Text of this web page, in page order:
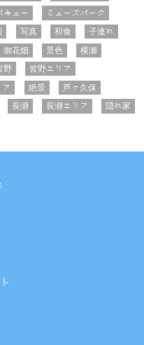
キュー
ミューズパーク
写真 和食
子連れ
御花畑 景色
横瀬
野
皆野エリア
絶景
芦ヶ久保
長瀞 長瀞エリア
隠れ家